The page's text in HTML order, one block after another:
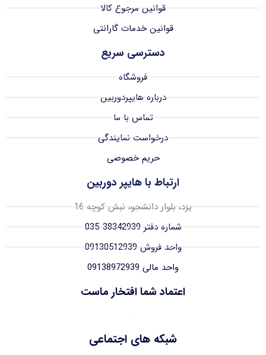
قوانین مرجوع کالا
قوانین خدمات گارانتی
دسترسی سریع
فروشگاه
درباره هایپردوربین
تماس با ما
درخواست نمایندگی
حریم خصوصی
ارتباط با هایپر دوربین
یزد، بلوار دانشجو، نبش کوچه 16
شماره دفتر 38342939-035
واحد فروش 09130512939
واحد مالی 09138972939
اعتماد شما افتخار ماست
شبکه های اجتماعی